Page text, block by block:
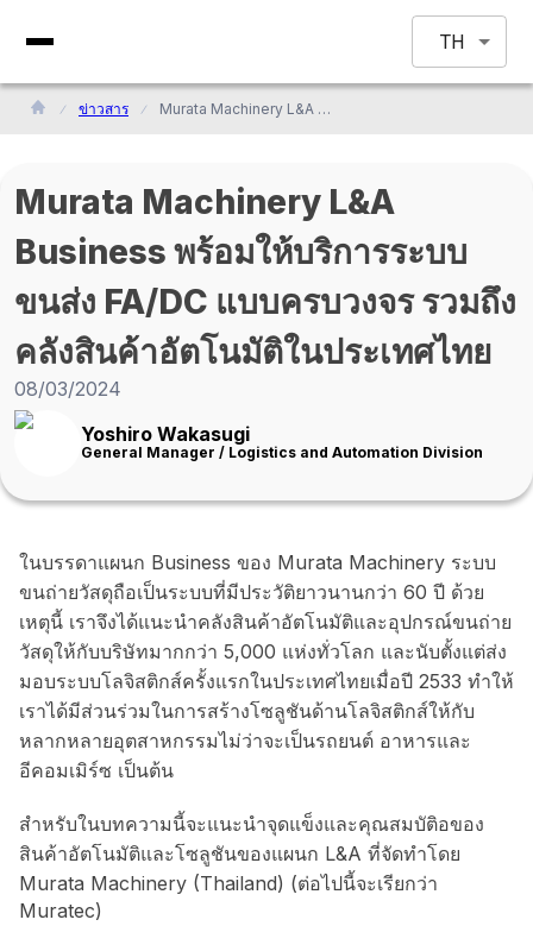
TH
ข่าวสาร Murata Machinery L&A Business พร้อมให้บริการระบบขนส่ง FA/DC แบบครบวงจร รวมถึงคลังสินค้าอัตโนมัติในประเทศไทย
Murata Machinery L&A
Business พร้อมให้บริการระบบ
ขนส่ง FA/DC แบบครบวงจร รวมถึง
คลังสินค้าอัตโนมัติในประเทศไทย
08/03/2024
Yoshiro Wakasugi
General Manager / Logistics and Automation Division
ในบรรดาแผนก Business ของ Murata Machinery ระบบ
ขนถ่ายวัสดุถือเป็นระบบที่มีประวัติยาวนานกว่า 60 ปี ด้วย
เหตุนี้ เราจึงได้แนะนำคลังสินค้าอัตโนมัติและอุปกรณ์ขนถ่าย
วัสดุให้กับบริษัทมากกว่า 5,000 แห่งทั่วโลก และนับตั้งแต่ส่ง
มอบระบบโลจิสติกส์ครั้งแรกในประเทศไทยเมื่อปี 2533 ทำให้
เราได้มีส่วนร่วมในการสร้างโซลูชันด้านโลจิสติกส์ให้กับ
หลากหลายอุตสาหกรรมไม่ว่าจะเป็นรถยนต์ อาหารและ
อีคอมเมิร์ซ เป็นต้น
สำหรับในบทความนี้จะแนะนำจุดแข็งและคุณสมบัติอของ
สินค้าอัตโนมัติและโซลูชันของแผนก L&A ที่จัดทำโดย
Murata Machinery (Thailand) (ต่อไปนี้จะเรียกว่า
Muratec)